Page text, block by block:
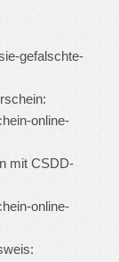
gefalschte-
online-
mit CSDD-
online-